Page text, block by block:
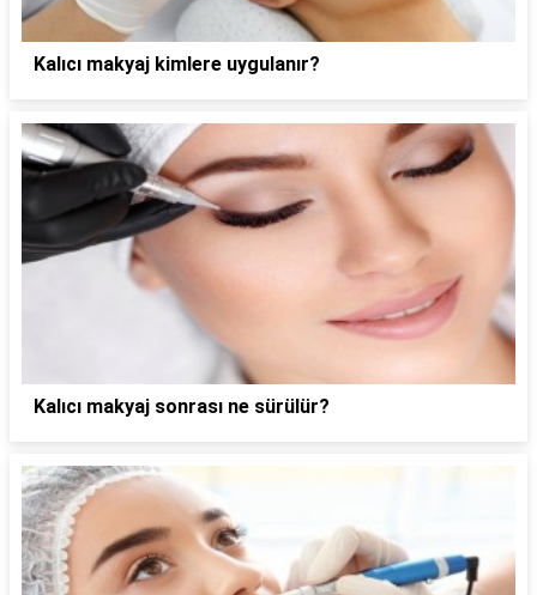
Kalıcı makyaj kimlere uygulanır?
Kalıcı makyaj sonrası ne sürülür?